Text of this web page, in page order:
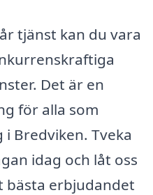
tjänst kan du vara
Det är en
för alla som
Bredviken. Tveka
idag och låt oss
bästa erbjudandet